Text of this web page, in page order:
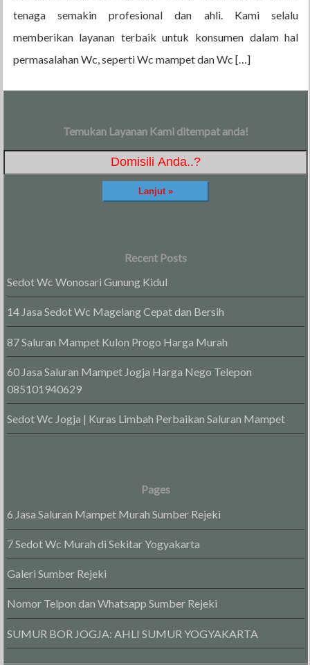
tenaga semakin profesional dan ahli. Kami selalu
memberikan layanan terbaik untuk konsumen dalam hal
permasalahan Wc, seperti Wc mampet dan Wc […]
Temukan Layanan Kami ditempat anda!
Recent Posts
Sedot Wc Wonosari Gunung Kidul
14 Jasa Sedot Wc Magelang Cepat dan Bersih
87 Saluran Mampet Kulon Progo Harga Murah
60 Jasa Saluran Mampet Jogja Harga Nego Telepon
085101940629
Sedot Wc Jogja | Kuras Limbah Perbaikan Saluran Mampet
Pages
6 Jasa Saluran Mampet Murah Sumber Rejeki
7 Sedot Wc Murah di Sekitar Yogyakarta
Galeri Sumber Rejeki
Nomor Telpon dan Whatsapp Sumber Rejeki
SUMUR BOR JOGJA: AHLI SUMUR YOGYAKARTA